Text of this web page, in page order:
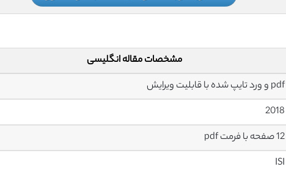
مشخصات مقاله انگلیسی
pdf و ورد تایپ شده با قابلیت ویرایش
2018
12 صفحه با فرمت pdf
ISI